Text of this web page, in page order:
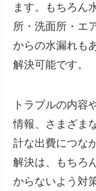
ます。もちろん
所・洗面所・エ
からの水漏れも
解決可能です。
トラブルの内容
情報、さまざま
計な出費につな
解決は、もちろ
からないよう対